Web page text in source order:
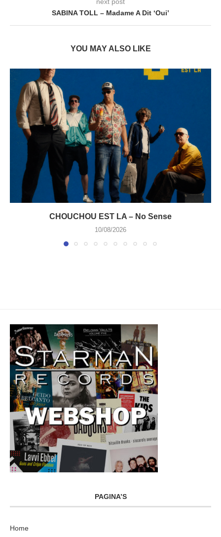
next post
SABINA TOLL – Madame A Dit ‘Oui’
YOU MAY ALSO LIKE
CHOUCHOU EST LA – No Sense
10/08/2026
PAGINA’S
Home